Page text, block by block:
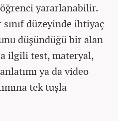
yararlanabilir.
düzeyinde ihtiyaç
düşündüğü bir alan
ilgili test, materyal,
ya da video
tek tuşla